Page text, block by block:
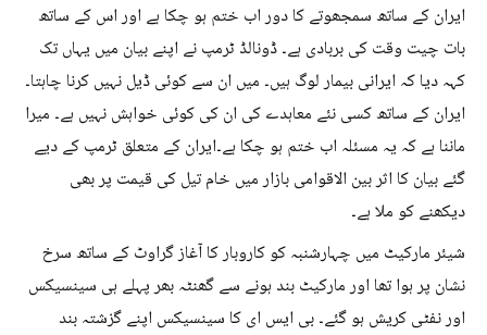
ایران کے ساتھ سمجھوتے کا دور اب ختم ہو چکا ہے اور اس کے ساتھ
بات چیت وقت کی بربادی ہے۔ ڈونالڈ ٹرمپ نے اپنے بیان میں یہاں تک
کہہ دیا کہ ایرانی بیمار لوگ ہیں۔ میں ان سے کوئی ڈیل نہیں کرنا چاہتا۔
ایران کے ساتھ کسی نئے معاہدے کی ان کی کوئی خواہش نہیں ہے۔ میرا
ماننا ہے کہ یہ مسئلہ اب ختم ہو چکا ہے۔ایران کے متعلق ٹرمپ کے دیے
گئے بیان کا اثر بین الاقوامی بازار میں خام تیل کی قیمت پر بھی
دیکھنے کو ملا ہے۔
شیئر مارکیٹ میں چہارشنبہ کو کاروبار کا آغاز گراوٹ کے ساتھ سرخ
نشان پر ہوا تھا اور مارکیٹ بند ہونے سے گھنٹہ بھر پہلے ہی سینسیکس
اور نفٹی کریش ہو گئے۔ بی ایس ای کا سینسیکس اپنے گزشتہ بند